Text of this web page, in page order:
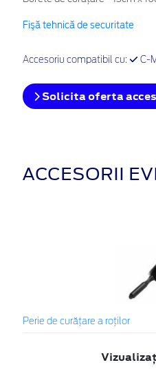
Fişă tehnică de securitate
Accesoriu compatibil cu: C-
Solicita oferta
ACCESORII
Perie de curățare a roților